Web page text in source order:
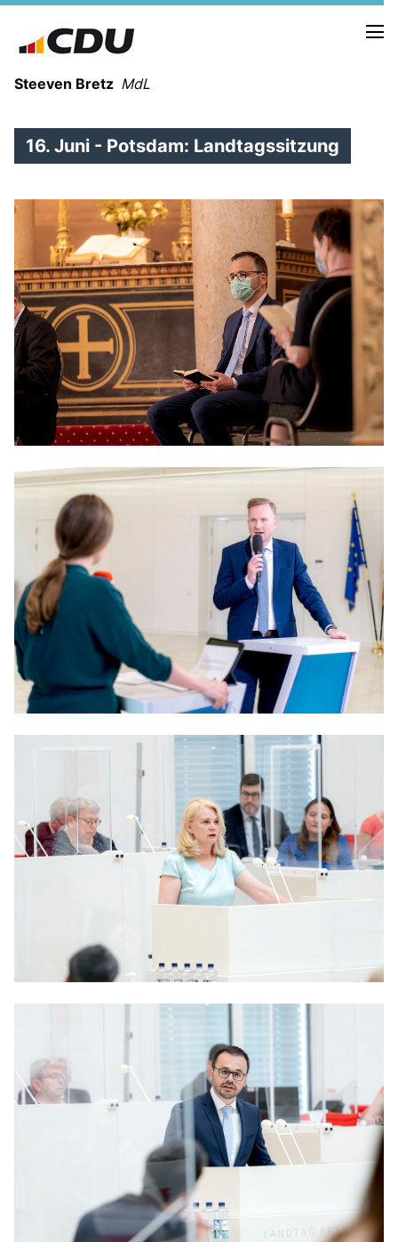
Steeven Bretz MdL
VITA
WAHLKREISBESUCHE
PRESSEFOTOS
MEIN BÜRGERBÜRO
MEIN WAHLKREIS
ZIELE
Redebeiträge
Anträge CDU
Kleine Anfragen
CDU Fraktion im Brandenburger Landtag
CDU Brandenburg
CDU Potsdam
16. Juni - Potsdam: Landtagssitzung